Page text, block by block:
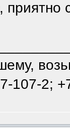
приятно
107-2;